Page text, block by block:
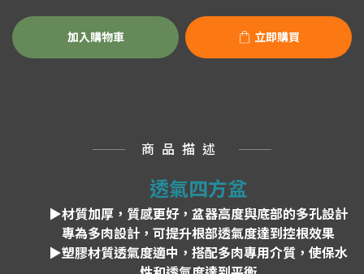
加入購物車 立即購買
商品描述
透氣四方盆
▶材質加厚，質感更好，盆器高度與底部的多孔設計
專為多肉設計，可提升根部透氣度達到控根效果
▶塑膠材質透氣度適中，搭配多肉專用介質，使保水